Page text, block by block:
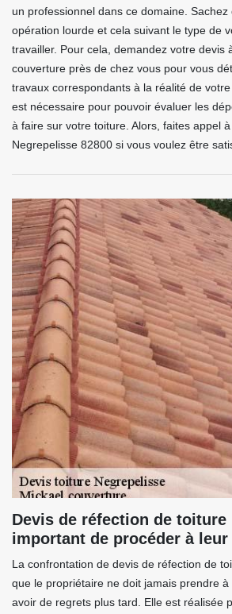
un professionnel dans ce domaine.
opération lourde et cela suivant le type de
travailler. Pour cela, demandez votre devis
couverture près de chez vous pour vous
travaux correspondants à la réalité de
est nécessaire pour pouvoir évaluer les
à faire sur votre toiture. Alors, faites appel
Negrepelisse 82800 si vous voulez être
Devis de réfection de
important de procéder à
La confrontation de devis de réfection de
que le propriétaire ne doit jamais prendre
avoir de regrets plus tard. Elle est réalisée